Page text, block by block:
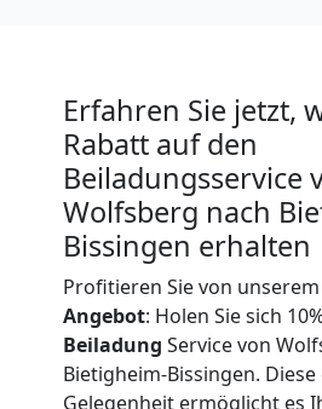
Erfahren Sie jetzt,
Rabatt auf den
Beiladungsservice
Wolfsberg nach
Bissingen erhalten
Profitieren Sie von
Angebot: Holen Sie sich
Beiladung Service von
Bietigheim-Bissingen.
Gelegenheit ermöglicht es
Tragehilfe
Wolfsberg
Kleiner
Umzug
Wolfsberg